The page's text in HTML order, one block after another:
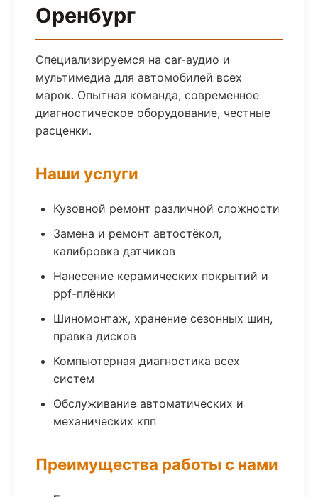
Оренбург
Специализируемся на car-аудио и
мультимедиа для автомобилей всех
марок. Опытная команда, современное
диагностическое оборудование, честные
расценки.
Наши услуги
Кузовной ремонт различной сложности
Замена и ремонт автостёкол,
калибровка датчиков
Нанесение керамических покрытий и
ppf-плёнки
Шиномонтаж, хранение сезонных шин,
правка дисков
Компьютерная диагностика всех
систем
Обслуживание автоматических и
механических кпп
Преимущества работы с нами